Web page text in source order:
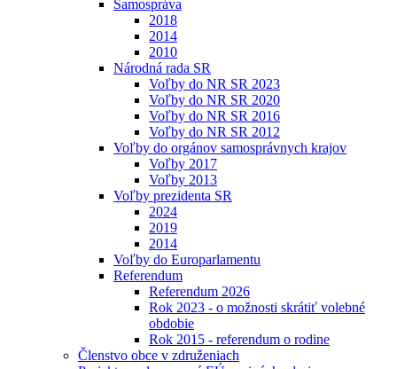
Samospráva
2018
2014
2010
Národná rada SR
Voľby do NR SR 2023
Voľby do NR SR 2020
Voľby do NR SR 2016
Voľby do NR SR 2012
Voľby do orgánov samosprávnych krajov
Voľby 2017
Voľby 2013
Voľby prezidenta SR
2024
2019
2014
Voľby do Europarlamentu
Referendum
Referendum 2026
Rok 2023 - o možnosti skrátiť volebné
obdobie
Rok 2015 - referendum o rodine
Členstvo obce v združeniach